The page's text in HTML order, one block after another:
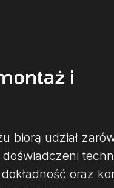
i
biorą udział
oraz